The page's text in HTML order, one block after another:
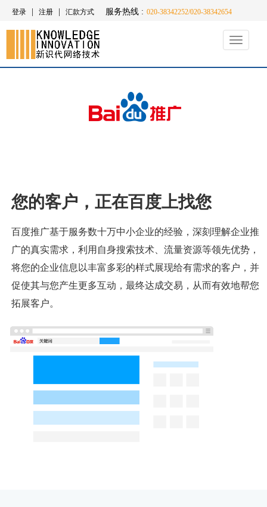
登录 注册 汇款方式 服务热线 : 020-38342252/020-38342654
Toggle
您的客户，正在百度上找您
百度推广基于服务数十万中小企业的经验，深刻理解企业推
广的真实需求，利用自身搜索技术、流量资源等领先优势，
将您的企业信息以丰富多彩的样式展现给有需求的客户，并
促使其与您产生更多互动，最终达成交易，从而有效地帮您
拓展客户。